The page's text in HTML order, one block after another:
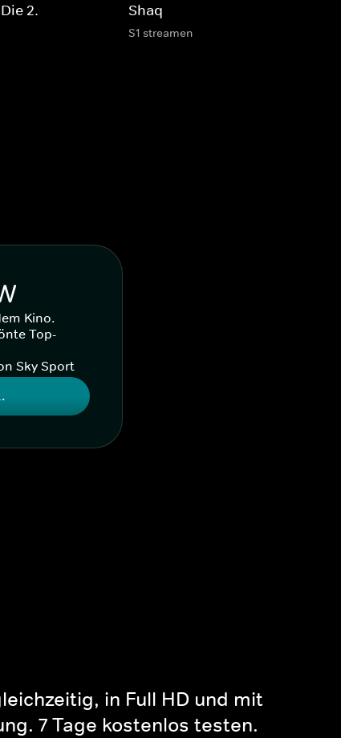
2.
Shaq
S1 streamen
Kino.
Top-
Sky Sport
in Full HD und mit
7 Tage kostenlos testen.